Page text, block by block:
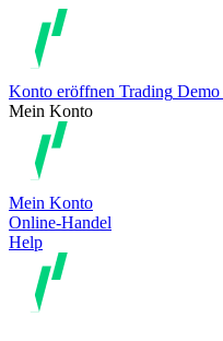
Konto eröffnen Trading Demo
Mein Konto
Mein Konto
Online-Handel
Help